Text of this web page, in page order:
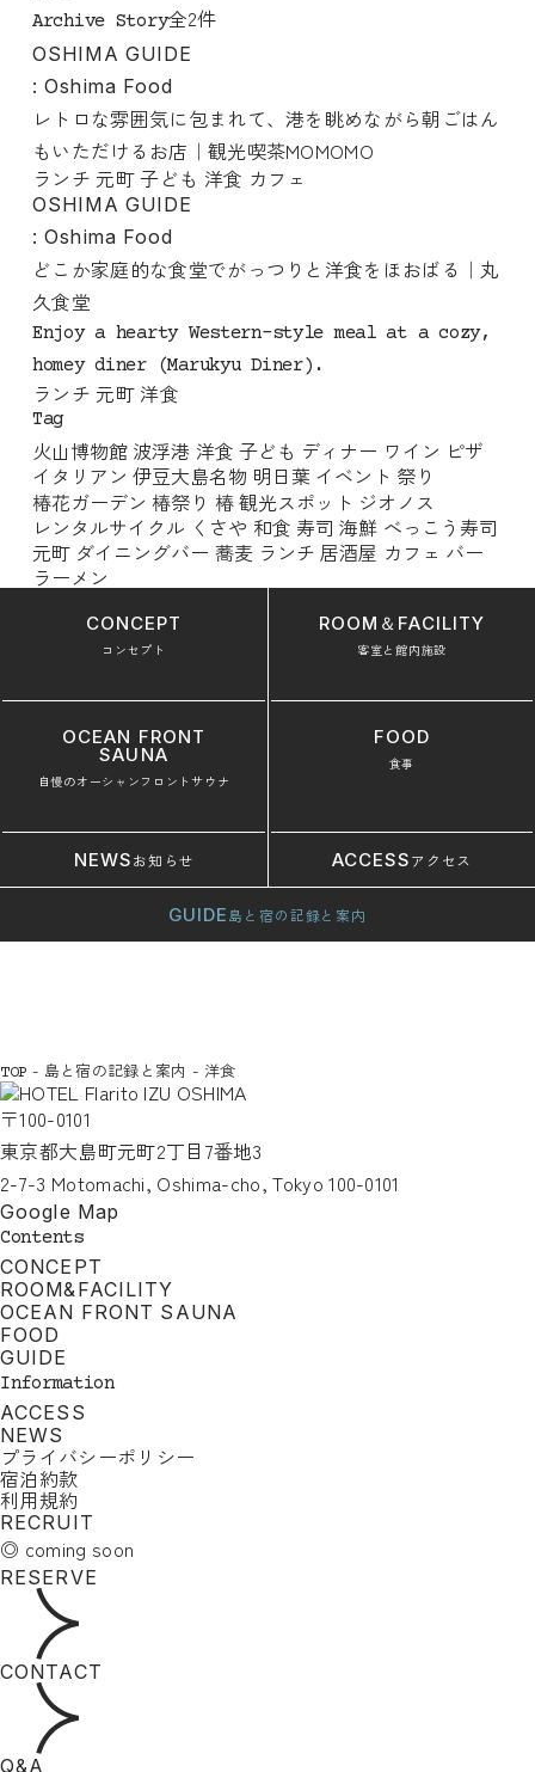
Archive Story全2件
OSHIMA GUIDE
: Oshima Food
レトロな雰囲気に包まれて、港を眺めながら朝ごはん
もいただけるお店｜観光喫茶MOMOMO
ランチ 元町子ども 洋食 カフェ
OSHIMA GUIDE
: Oshima Food
どこか家庭的な食堂でがっつりと洋食をほおばる｜丸
久食堂
Enjoy a hearty Western-style meal at a cozy,
homey diner (Marukyu Diner).
ランチ 元町 洋食
Tag
火山博物館 波浮港 洋食 子ども ディナー ワイン ピザ
イタリアン 伊豆大島名物 明日葉 イベント 祭り
椿花ガーデン 椿祭り 椿観光スポット ジオノス
レンタルサイクル くさや 和食 寿司 海鮮 べっこう寿司
元町 ダイニングバー 蕎麦 ランチ 居酒屋 カフェ バー
ラーメン
CONCEPT
コンセプト
ROOM＆FACILITY
客室と館内施設
OCEAN FRONT
SAUNA
自慢のオーシャンフロントサウナ
FOOD
食事
GUIDE島と宿の記録と案内
ACCESSアクセス
NEWSお知らせ
TOP - 島と宿の記録と案内 - 洋食
〒100-0101
東京都大島町元町2丁目7番地3
2-7-3 Motomachi, Oshima-cho, Tokyo 100-0101
Google Map
Contents
CONCEPT
ROOM&FACILITY
OCEAN FRONT SAUNA
FOOD
GUIDE
Information
ACCESS
NEWS
プライバシーポリシー
宿泊約款
利用規約
RECRUIT
◎ coming soon
RESERVE
CONTACT
Q&A